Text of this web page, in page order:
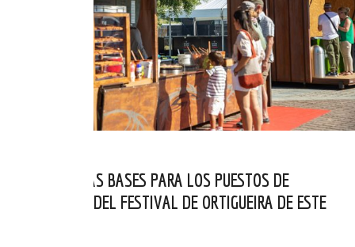
PUBLICADAS LAS BASES PARA LOS PUESTOS DE
RESTAURACIÓN DEL FESTIVAL DE ORTIGUEIRA DE ESTE